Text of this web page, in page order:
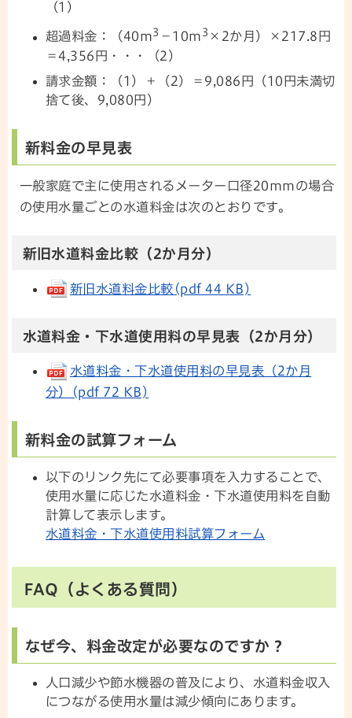
（1）
超過料金：（40m3 －10m 3 ×2か月）×217.8円
＝4,356円・・・（2）
請求金額：（1）＋（2）＝9,086円（10円未満切
捨て後、9,080円）
新料金の早見表
一般家庭で主に使用されるメーター口径20mmの場合
の使用水量ごとの水道料金は次のとおりです。
新旧水道料金比較（2か月分）
新旧水道料金比較(pdf 44 KB)
水道料金・下水道使用料の早見表（2か月分）
水道料金・下水道使用料の早見表（2か月
分）(pdf 72 KB)
新料金の試算フォーム
以下のリンク先にて必要事項を入力することで、
使用水量に応じた水道料金・下水道使用料を自動
計算して表示します。
水道料金・下水道使用料試算フォーム
FAQ（よくある質問）
なぜ今、料金改定が必要なのですか？
人口減少や節水機器の普及により、水道料金収入
につながる使用水量は減少傾向にあります。